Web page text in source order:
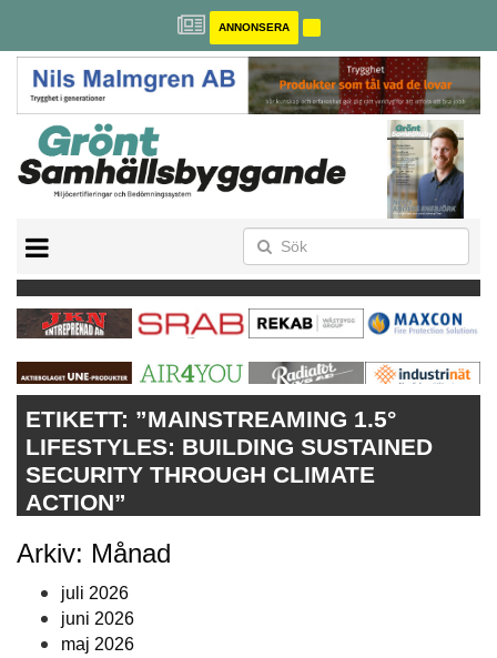
ANNONSERA
MILJÖBYGGNAD
NOLLCO2
CITYLAB
GREENBUILDING
ANNONSERA
ETIKETT: ”MAINSTREAMING 1.5°
LIFESTYLES: BUILDING SUSTAINED
SECURITY THROUGH CLIMATE
ACTION”
Arkiv: Månad
juli 2026
juni 2026
maj 2026